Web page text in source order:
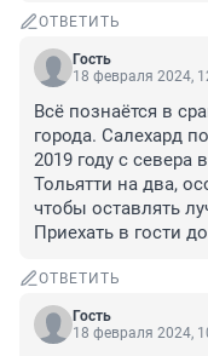
ОТВЕТИТЬ
Гость
18 февраля 2024,
Всё познаётся в
города. Салехард
2019 году с севера
Тольятти на два,
чтобы оставлять
Приехать в гости
ОТВЕТИТЬ
Гость
18 февраля 2024,